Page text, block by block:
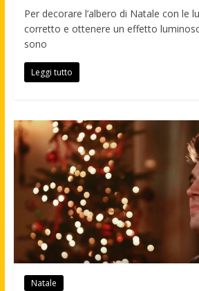
Per decorare l’albero di Natale con le
corretto e ottenere un effetto
sono
Leggi tutto
Natale